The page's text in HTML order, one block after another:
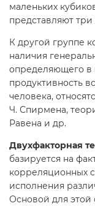
маленьких
представляют
К другой группе
наличия
определяющего в
продуктивность
человека,
Ч. Спирмена,
Равена и др.
Двухфакторная
базируется на
корреляционных
исполнения
Основой для этой